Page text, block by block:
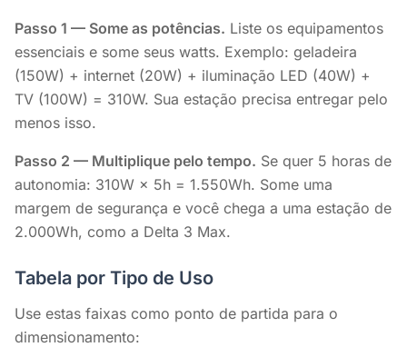
Passo 1 — Some as potências. Liste os equipamentos
essenciais e some seus watts. Exemplo: geladeira
(150W) + internet (20W) + iluminação LED (40W) +
TV (100W) = 310W. Sua estação precisa entregar pelo
menos isso.
Passo 2 — Multiplique pelo tempo. Se quer 5 horas de
autonomia: 310W × 5h = 1.550Wh. Some uma
margem de segurança e você chega a uma estação de
2.000Wh, como a Delta 3 Max.
Tabela por Tipo de Uso
Use estas faixas como ponto de partida para o
dimensionamento: